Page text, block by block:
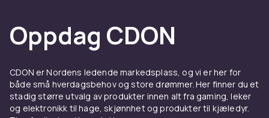
Oppdag CDON
CDON er Nordens ledende markedsplass, og vi er her for
både små hverdagsbehov og store drømmer. Her finner du et
stadig større utvalg av produkter innen alt fra gaming, leker
og elektronikk til hage, skjønnhet og produkter til kjæledyr.